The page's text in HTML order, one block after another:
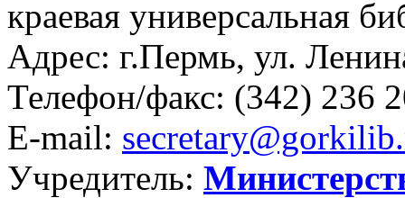
краевая универсальная
Адрес: г.Пермь, ул.
Телефон/факс: (342) 236
E-mail:
Учредитель: